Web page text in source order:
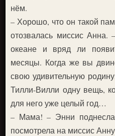
нём.
– Хорошо, что он такой
отозвалась миссис
океане и вряд ли
месяцы. Когда же вы
свою удивительную
Тилли-Вилли одну вещь,
для него уже целый год…
– Мама! – Энни
посмотрела на миссис